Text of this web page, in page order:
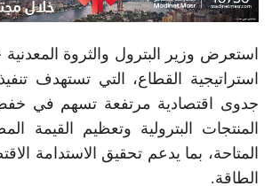
استعرض وزير البترول والثروة المعدنية
استراتيجية القطاع، التي تستهدف
جدوى اقتصادية مرتفعة تسهم في خفض
المنتجات البترولية وتعظيم القيمة
المتاحة، بما يدعم تحقيق الاستدامة
الطاقة.